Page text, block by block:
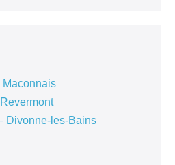
Maconnais
Divonne-les-Bains